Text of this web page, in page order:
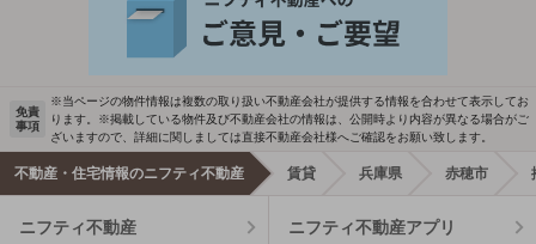
免責
事項
※当ページの物件情報は複数の取り扱い不動産会社が提供する情報を合わせて表示してお
ります。※掲載している物件及び不動産会社の情報は、公開時より内容が異なる場合がご
ざいますので、詳細に関しましては直接不動産会社様へご確認をお願い致します。
不動産・住宅情報のニフティ不動産 賃貸 兵庫県 赤穂市
ニフティ不動産 ニフティ不動産アプリ